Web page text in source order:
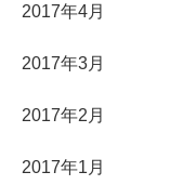
2017年4月
2017年3月
2017年2月
2017年1月